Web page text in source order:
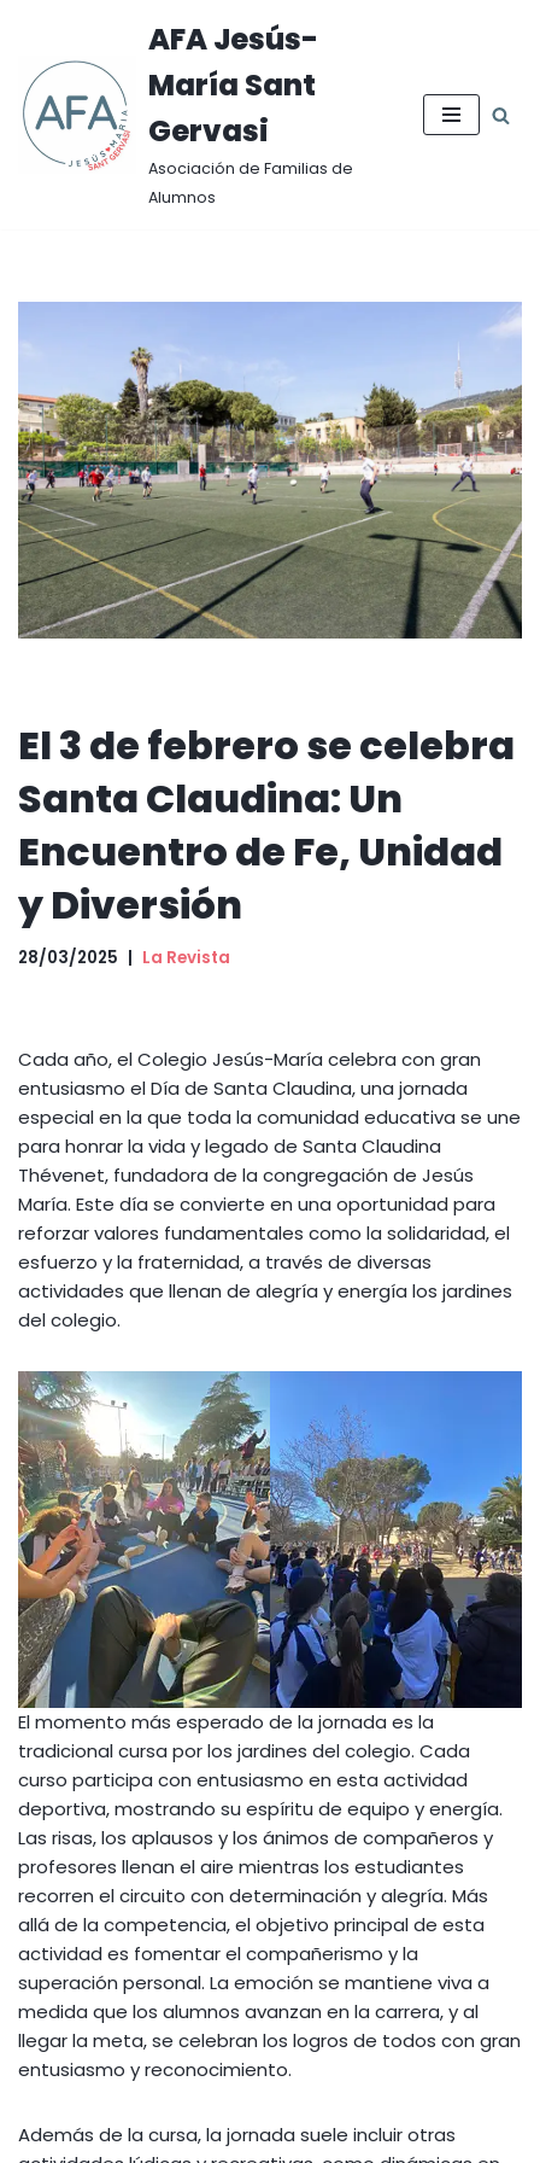
Saltar
al
contenido
AFA Jesús-
María Sant
Gervasi
Asociación de Familias de
Alumnos
El 3 de febrero se celebra
Santa Claudina: Un
Encuentro de Fe, Unidad
y Diversión
28/03/2025 La Revista
Cada año, el Colegio Jesús-María celebra con gran
entusiasmo el Día de Santa Claudina, una jornada
especial en la que toda la comunidad educativa se une
para honrar la vida y legado de Santa Claudina
Thévenet, fundadora de la congregación de Jesús
María. Este día se convierte en una oportunidad para
reforzar valores fundamentales como la solidaridad, el
esfuerzo y la fraternidad, a través de diversas
actividades que llenan de alegría y energía los jardines
del colegio.
El momento más esperado de la jornada es la
tradicional cursa por los jardines del colegio. Cada
curso participa con entusiasmo en esta actividad
deportiva, mostrando su espíritu de equipo y energía.
Las risas, los aplausos y los ánimos de compañeros y
profesores llenan el aire mientras los estudiantes
recorren el circuito con determinación y alegría. Más
allá de la competencia, el objetivo principal de esta
actividad es fomentar el compañerismo y la
superación personal. La emoción se mantiene viva a
medida que los alumnos avanzan en la carrera, y al
llegar la meta, se celebran los logros de todos con gran
entusiasmo y reconocimiento.
Además de la cursa, la jornada suele incluir otras